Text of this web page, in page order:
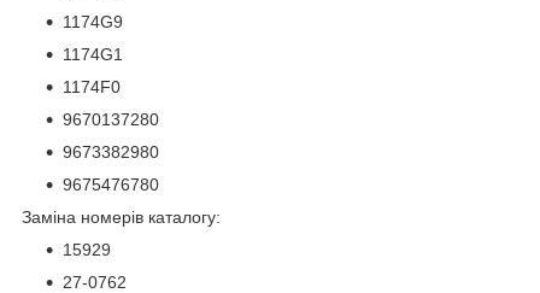
1174G9
1174G1
1174F0
9670137280
9673382980
9675476780
Заміна номерів каталогу:
15929
27-0762